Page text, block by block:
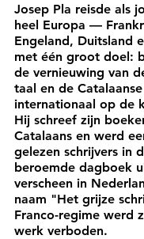
Josep Pla reisde als
heel Europa —
Engeland, Duitsland
met één groot doel:
de vernieuwing van
taal en de
internationaal op de
Hij schreef zijn
Catalaans en werd
gelezen schrijvers in
beroemde dagboek
verscheen in
naam "Het grijze
Franco-regime werd
werk verboden.